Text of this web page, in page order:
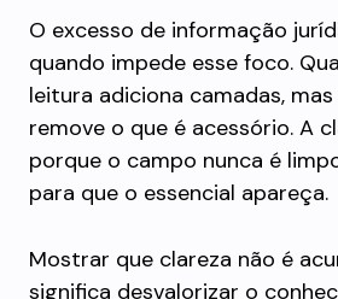
O excesso de informação
quando impede esse foco.
leitura adiciona camadas, mas
remove o que é acessório. A
porque o campo nunca é
para que o essencial apareça.
Mostrar que clareza não é
significa desvalorizar o